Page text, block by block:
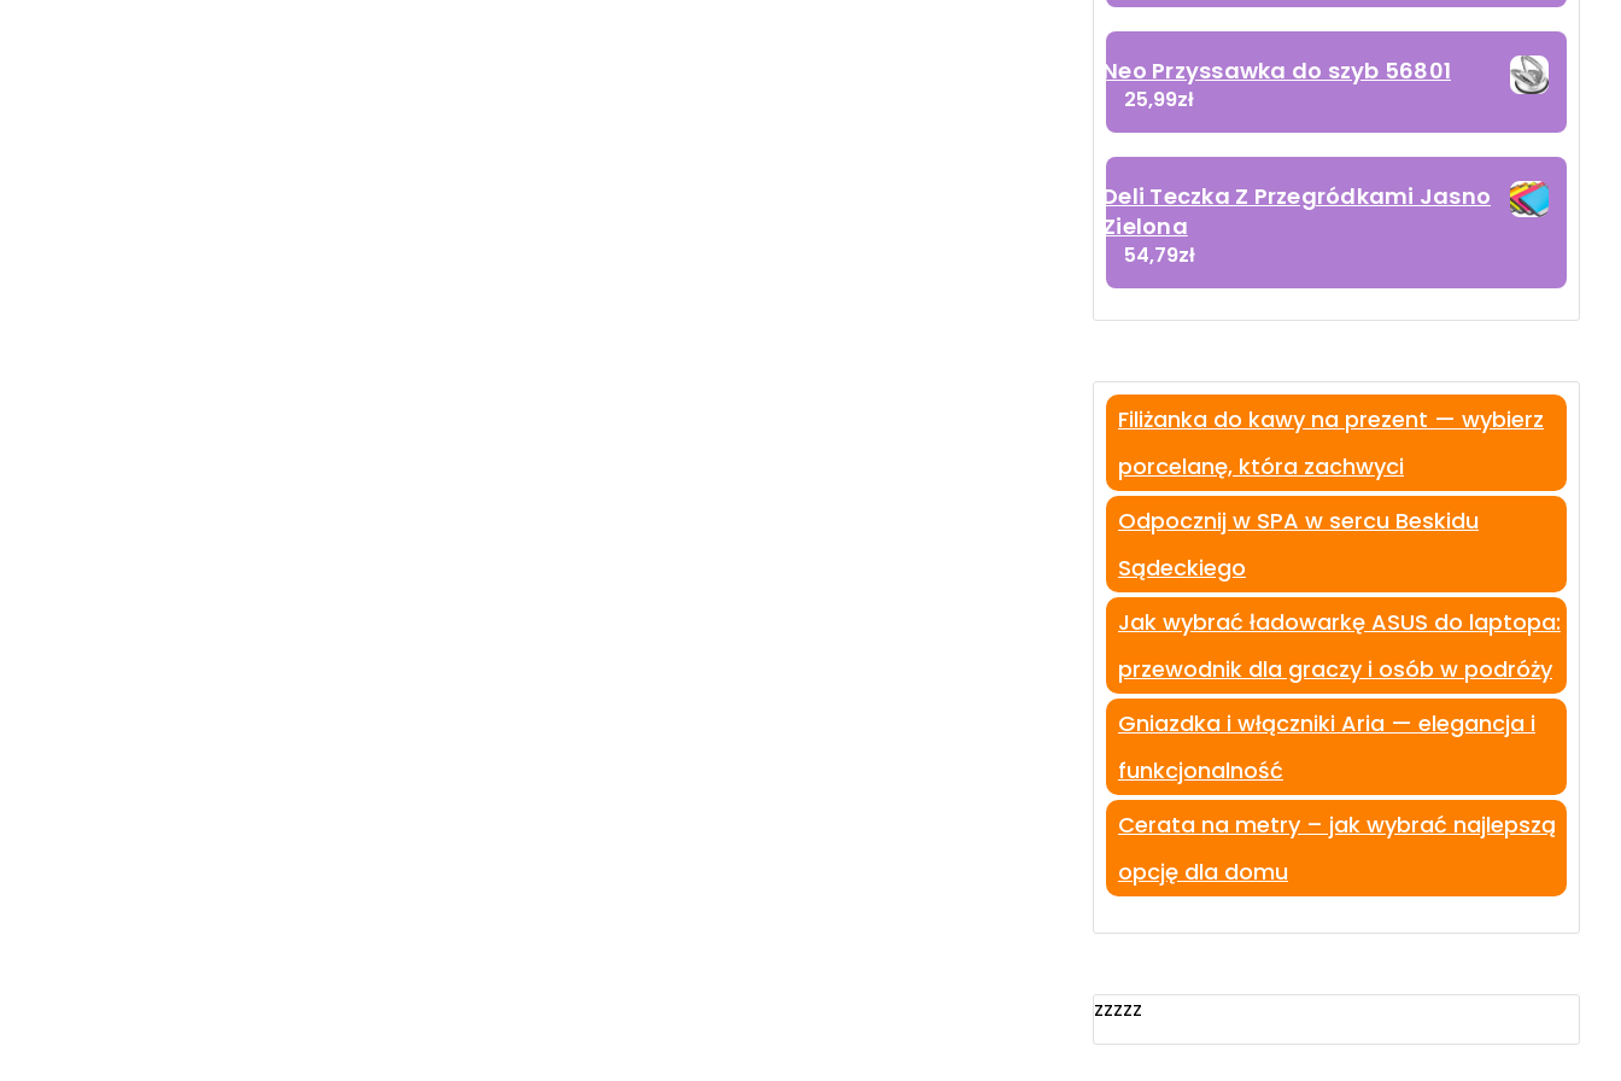
Neo Przyssawka do szyb 56801
25,99zł
Deli Teczka Z Przegródkami Jasno
Zielona
54,79zł
Filiżanka do kawy na prezent — wybierz
porcelanę, która zachwyci
Odpocznij w SPA w sercu Beskidu
Sądeckiego
Jak wybrać ładowarkę ASUS do laptopa:
przewodnik dla graczy i osób w podróży
Gniazdka i włączniki Aria — elegancja i
funkcjonalność
Cerata na metry – jak wybrać najlepszą
opcję dla domu
zzzzz